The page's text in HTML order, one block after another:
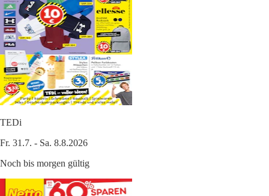
TEDi
Fr. 31.7. - Sa. 8.8.2026
Noch bis morgen gültig